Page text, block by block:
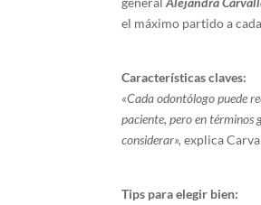
el máximo partido a
Características claves:
«Cada odontólogo puede
paciente, pero en términos
considerar», explica
Tips para elegir bien: